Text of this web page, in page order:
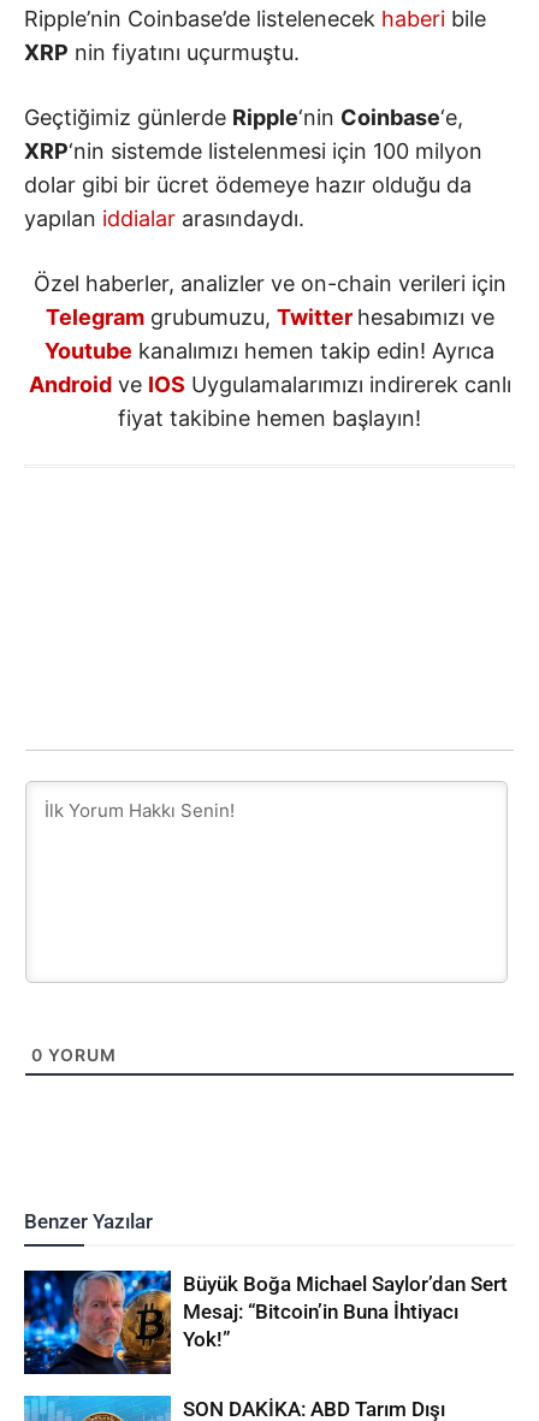
Ripple’nin Coinbase’de listelenecek haberi bile
XRP nin fiyatını uçurmuştu.
Geçtiğimiz günlerde Ripple‘nin Coinbase‘e,
XRP‘nin sistemde listelenmesi için 100 milyon
dolar gibi bir ücret ödemeye hazır olduğu da
yapılan iddialar arasındaydı.
Özel haberler, analizler ve on-chain verileri için
Telegramgrubumuzu, Twitter hesabımızı ve
Youtube kanalımızı hemen takip edin! Ayrıca
Androidve IOS Uygulamalarımızı indirerek canlı
fiyat takibine hemen başlayın!
0 YORUM
Benzer Yazılar
Büyük Boğa Michael Saylor’dan Sert
Mesaj: “Bitcoin’in Buna İhtiyacı
Yok!”
SON DAKİKA: ABD Tarım Dışı